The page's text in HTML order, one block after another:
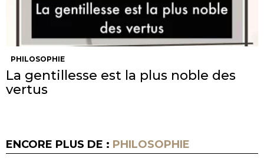
PHILOSOPHIE
La gentillesse est la plus noble des
vertus
ENCORE PLUS DE : PHILOSOPHIE